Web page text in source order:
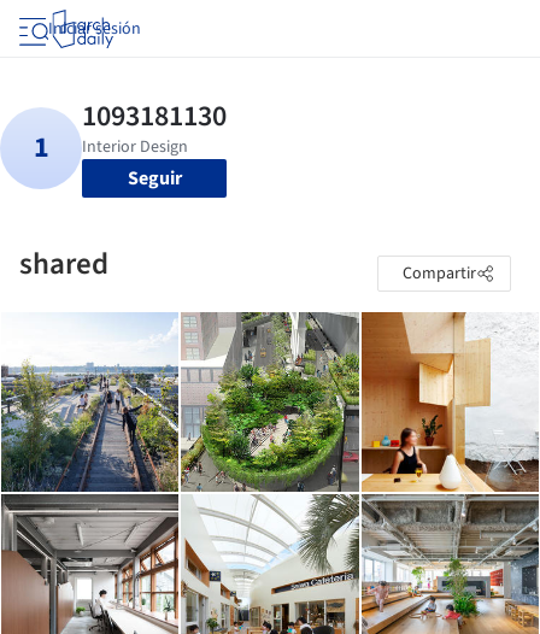
Iniciar sesión
Seguir
shared Compartir